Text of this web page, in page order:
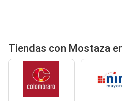
Tiendas con Mostaza